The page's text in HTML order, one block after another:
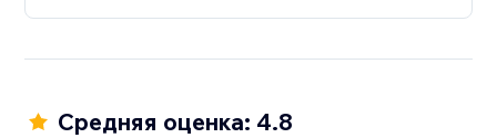
Средняя оценка: 4.8